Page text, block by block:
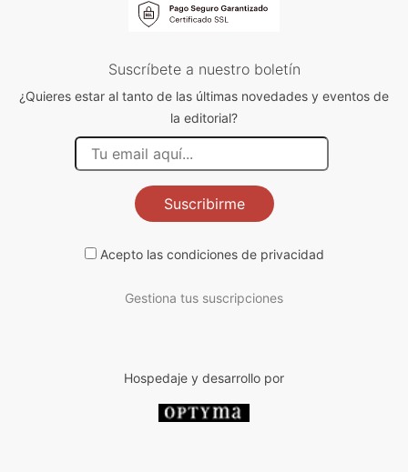
Suscríbete a nuestro boletín
¿Quieres estar al tanto de las últimas novedades y eventos de
la editorial?
Suscribirme
Acepto las condiciones de privacidad
Gestiona tus suscripciones
Hospedaje y desarrollo por